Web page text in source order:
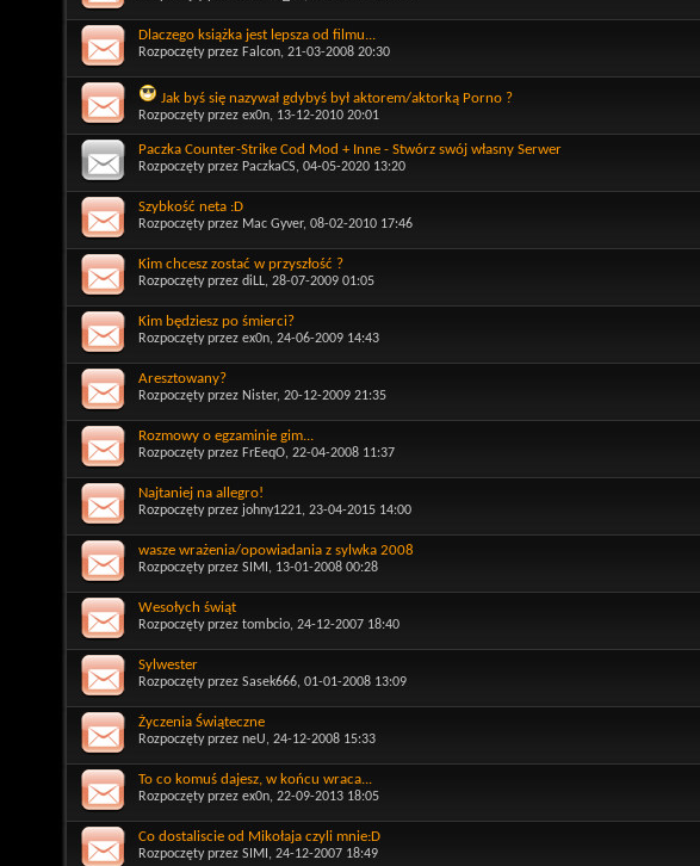
Dlaczego książka jest lepsza od filmu...
Rozpoczęty przez Falcon, 21-03-2008 20:30
Jak byś się nazywał gdybyś był aktorem/aktorką Porno ?
Rozpoczęty przez ex0n, 13-12-2010 20:01
Paczka Counter-Strike Cod Mod + Inne - Stwórz swój własny Serwer
Rozpoczęty przez PaczkaCS, 04-05-2020 13:20
Szybkość neta :D
Rozpoczęty przez Mac Gyver, 08-02-2010 17:46
Kim chcesz zostać w przyszłość ?
Rozpoczęty przez diLL, 28-07-2009 01:05
Kim będziesz po śmierci?
Rozpoczęty przez ex0n, 24-06-2009 14:43
Aresztowany?
Rozpoczęty przez Nister, 20-12-2009 21:35
Rozmowy o egzaminie gim...
Rozpoczęty przez FrEeqO, 22-04-2008 11:37
Najtaniej na allegro!
Rozpoczęty przez johny1221, 23-04-2015 14:00
wasze wrażenia/opowiadania z sylwka 2008
Rozpoczęty przez SIMI , 13-01-2008 00:28
Wesołych świąt
Rozpoczęty przez tombcio, 24-12-2007 18:40
Sylwester
Rozpoczęty przez Sasek666, 01-01-2008 13:09
Życzenia Świąteczne
Rozpoczęty przez neU, 24-12-2008 15:33
To co komuś dajesz, w końcu wraca...
Rozpoczęty przez ex0n, 22-09-2013 18:05
Co dostaliscie od Mikołaja czyli mnie:D
Rozpoczęty przez SIMI , 24-12-2007 18:49